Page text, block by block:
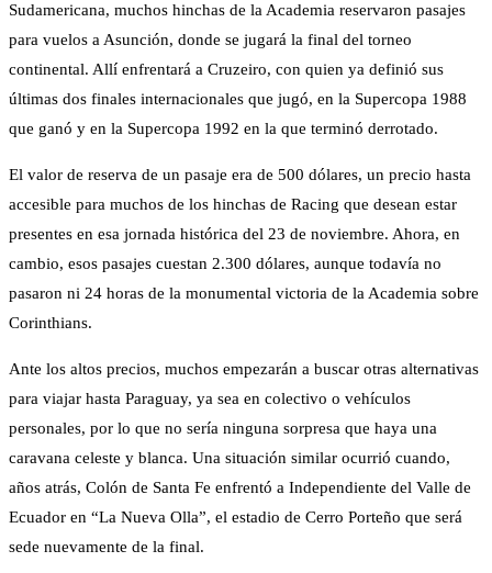
Sudamericana, muchos hinchas de la Academia reservaron pasajes
para vuelos a Asunción, donde se jugará la final del torneo
continental. Allí enfrentará a Cruzeiro, con quien ya definió sus
últimas dos finales internacionales que jugó, en la Supercopa 1988
que ganó y en la Supercopa 1992 en la que terminó derrotado.
El valor de reserva de un pasaje era de 500 dólares, un precio hasta
accesible para muchos de los hinchas de Racing que desean estar
presentes en esa jornada histórica del 23 de noviembre. Ahora, en
cambio, esos pasajes cuestan 2.300 dólares, aunque todavía no
pasaron ni 24 horas de la monumental victoria de la Academia sobre
Corinthians.
Ante los altos precios, muchos empezarán a buscar otras alternativas
para viajar hasta Paraguay, ya sea en colectivo o vehículos
personales, por lo que no sería ninguna sorpresa que haya una
caravana celeste y blanca. Una situación similar ocurrió cuando,
años atrás, Colón de Santa Fe enfrentó a Independiente del Valle de
Ecuador en “La Nueva Olla”, el estadio de Cerro Porteño que será
sede nuevamente de la final.